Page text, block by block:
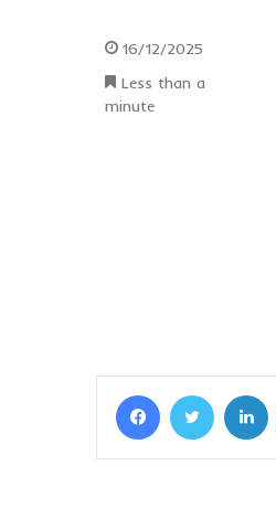
16/12/2025
Less than a
minute
FacebookTwitter